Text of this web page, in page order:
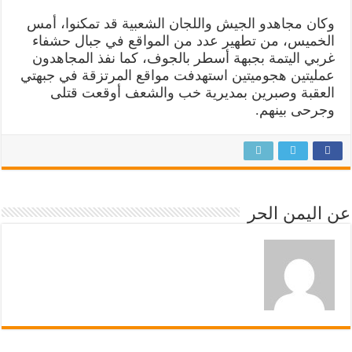
وكان مجاهدو الجيش واللجان الشعبية قد تمكنوا، أمس
الخميس، من تطهير عدد من المواقع في جبال حشفاء
غربي اليتمة بجبهة أسطر بالجوف، كما نفذ المجاهدون
عمليتين هجوميتين استهدفت مواقع المرتزقة في جبهتي
العقبة وصبرين بمديرية خب والشعف أوقعت قتلى
وجرحى بينهم.
عن اليمن الحر